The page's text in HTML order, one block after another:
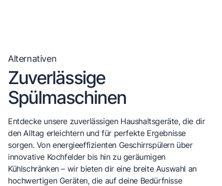
Alternativen
Zuverlässige
Spülmaschinen
Entdecke unsere zuverlässigen Haushaltsgeräte, die dir
den Alltag erleichtern und für perfekte Ergebnisse
sorgen. Von energieeffizienten Geschirrspülern über
innovative Kochfelder bis hin zu geräumigen
Kühlschränken – wir bieten dir eine breite Auswahl an
hochwertigen Geräten, die auf deine Bedürfnisse